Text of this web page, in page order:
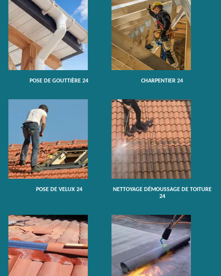
POSE DE GOUTTIÈRE 24 CHARPENTIER 24
POSE DE VELUX 24
NETTOYAGE DÉMOUSSAGE DE TOITURE
24